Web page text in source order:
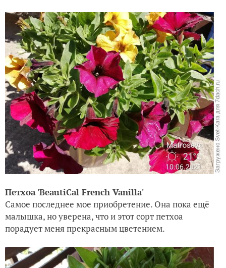
Петхоа 'BeautiCal French Vanilla'
Самое последнее мое приобретение. Она пока ещё
малышка, но уверена, что и этот сорт петхоа
порадует меня прекрасным цветением.